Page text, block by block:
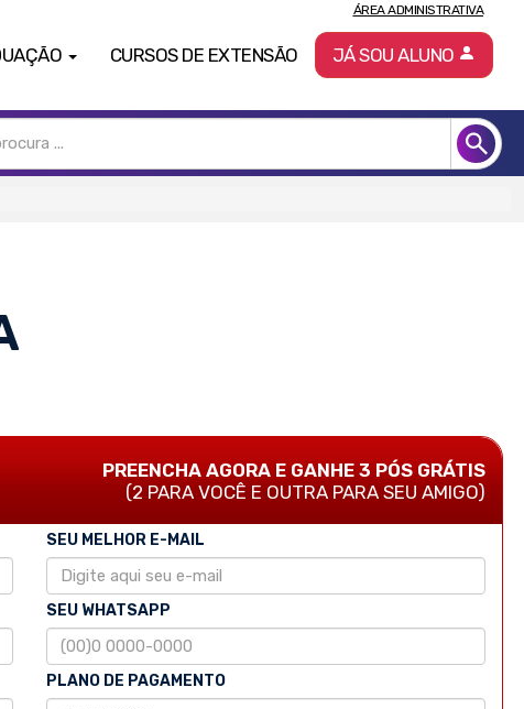
CURSOS DE EXTENSÃO
ÁREA ADMINISTRATIVA
JÁ SOU ALUNO
PREENCHA AGORA E GANHE 3 PÓS GRÁTIS
(2 PARA VOCÊ E OUTRA PARA SEU AMIGO)
SEU MELHOR E-MAIL
SEU WHATSAPP
PLANO DE PAGAMENTO